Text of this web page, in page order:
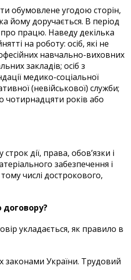
обумовлене угодою сторін,
йому доручається. В період
працю. Наведу декілька
на роботу: осіб, які не
навчально-виховних
закладів; осіб з
медико-соціальної
(невійськової) служби;
чотирнадцяти років або
дії, права, обов’язки і
забезпечення і
числі дострокового,
договору?
укладається, як правило в
законами України. Трудовий